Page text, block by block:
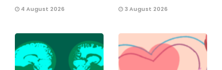
4 August 2026 3 August 2026